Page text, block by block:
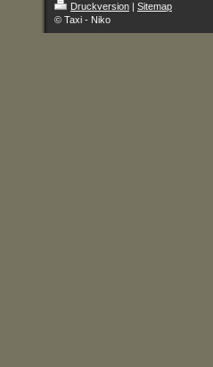
Druckversion | Sitemap
© Taxi - Niko